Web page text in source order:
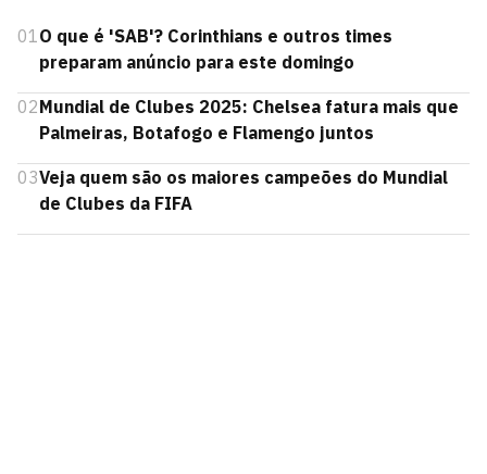
01O que é 'SAB'? Corinthians e outros times
preparam anúncio para este domingo
02Mundial de Clubes 2025: Chelsea fatura mais que
Palmeiras, Botafogo e Flamengo juntos
03Veja quem são os maiores campeões do Mundial
de Clubes da FIFA